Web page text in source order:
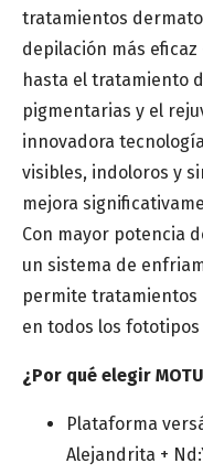
Número de teléfono*
Provincia*
Especialidad médica*
Centro estético o
tratamientos
depilación más
hasta el tratamiento
pigmentarias y el
innovadora
visibles, indoloros y
mejora
Con mayor potencia
un sistema de
permite tratamientos
en todos los fototipos
¿Por qué elegir
Plataforma
Alejandrita +